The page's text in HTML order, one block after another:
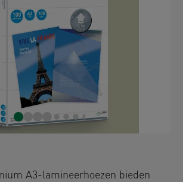
A3-lamineerhoezen bieden